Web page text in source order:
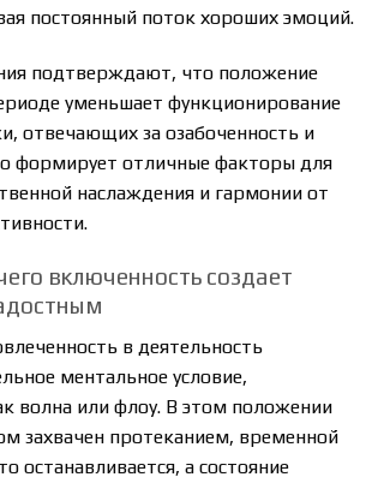
постоянный поток хороших эмоций.
подтверждают, что положение
уменьшает функционирование
отвечающих за озабоченность и
формирует отличные факторы для
наслаждения и гармонии от
включенность создает
в деятельность
ментальное условие,
волна или флоу. В этом положении
захвачен протеканием, временной
останавливается, а состояние